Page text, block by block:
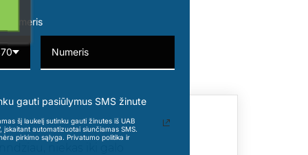
niekas iki galo
numeris
gauti pasiūlymus SMS žinute
šį laukelį sutinku gauti žinutes iš UAB
įskaitant automatizuotai siunčiamas SMS.
pirkimo sąlyga. Privatumo politika ir